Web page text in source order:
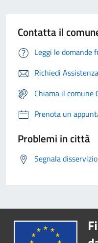
Contatta il
Leggi le domande
Richiedi Assistenza
Chiama il
Prenota un
Problemi in città
Segnala disservizio